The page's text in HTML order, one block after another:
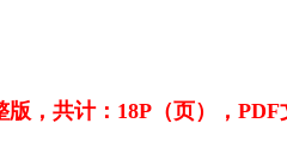
版，共计：18P（页），PDF